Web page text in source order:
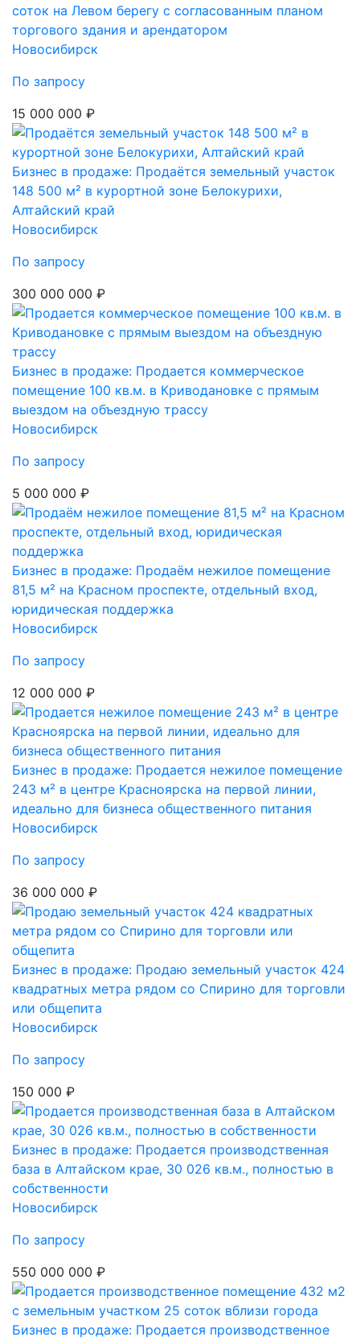
соток на Левом берегу с согласованным планом
торгового здания и арендатором
Новосибирск
По запросу
15 000 000 ₽
Бизнес в продаже: Продаётся земельный участок
148 500 м² в курортной зоне Белокурихи,
Алтайский край
Новосибирск
По запросу
300 000 000 ₽
Бизнес в продаже: Продается коммерческое
помещение 100 кв.м. в Криводановке с прямым
выездом на объездную трассу
Новосибирск
По запросу
5 000 000 ₽
Бизнес в продаже: Продаём нежилое помещение
81,5 м² на Красном проспекте, отдельный вход,
юридическая поддержка
Новосибирск
По запросу
12 000 000 ₽
Бизнес в продаже: Продается нежилое помещение
243 м² в центре Красноярска на первой линии,
идеально для бизнеса общественного питания
Новосибирск
По запросу
36 000 000 ₽
Бизнес в продаже: Продаю земельный участок 424
квадратных метра рядом со Спирино для торговли
или общепита
Новосибирск
По запросу
150 000 ₽
Бизнес в продаже: Продается производственная
база в Алтайском крае, 30 026 кв.м., полностью в
собственности
Новосибирск
По запросу
550 000 000 ₽
Бизнес в продаже: Продается производственное